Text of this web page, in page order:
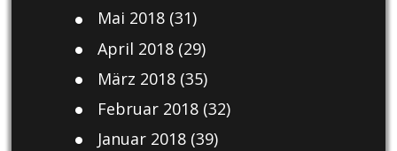
Mai 2018(31)
April 2018(29)
März 2018(35)
Februar 2018(32)
Januar 2018(39)